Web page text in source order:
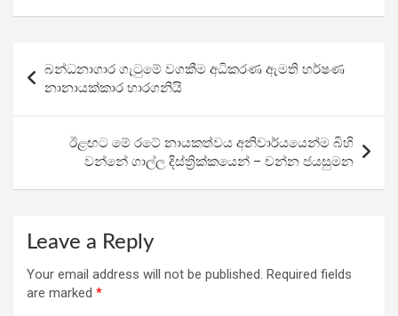
ce
b
o
o
k
tt
er
at
s
A
p
p
e
gr
a
m
ar
e
navigation
බන්ධනාගාර ගැටුමේ වගකීම අධිකරණ ඇමති හර්ෂණ
නානායක්කාර භාරගනියි
ඊළඟට මේ රටේ නායකත්වය අනිවාර්යයෙන්ම බිහි
වන්නේ ගාල්ල දිස්ත්‍රික්කයෙන් – චන්න ජයසුමන
Leave a Reply
Your email address will not be published. Required fields
are marked *